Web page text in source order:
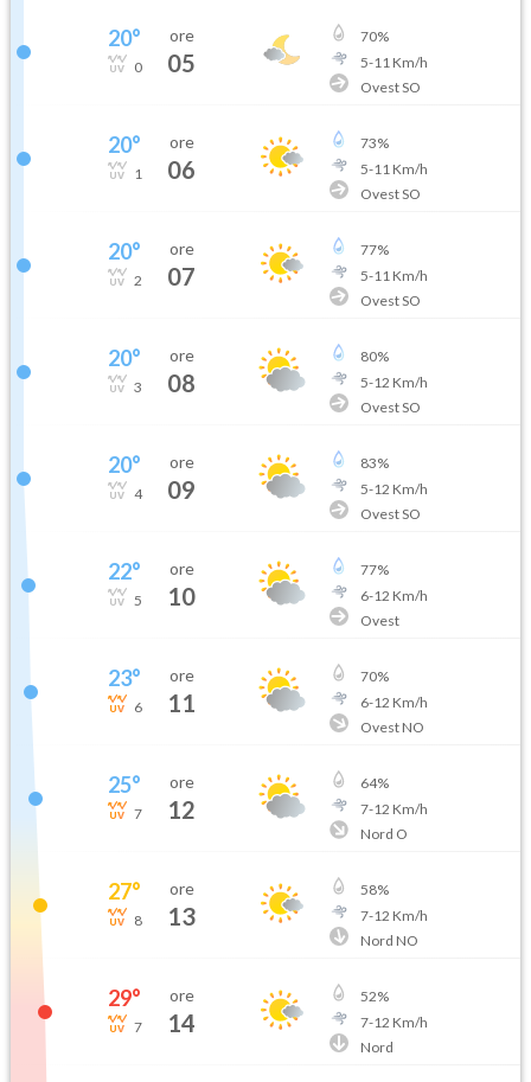
20°
0
ore
05
70%
5-11 Km/h
Ovest SO
20°
1
ore
06
73%
5-11 Km/h
Ovest SO
20°
2
ore
07
77%
5-11 Km/h
Ovest SO
20°
3
ore
08
80%
5-12 Km/h
Ovest SO
20°
4
ore
09
83%
5-12 Km/h
Ovest SO
22°
5
ore
10
77%
6-12 Km/h
Ovest
23°
6
ore
11
70%
6-12 Km/h
Ovest NO
25°
7
ore
12
64%
7-12 Km/h
Nord O
27°
8
ore
13
58%
7-12 Km/h
Nord NO
29°
7
ore
14
52%
7-12 Km/h
Nord